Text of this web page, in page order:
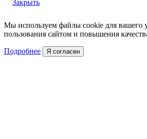
Закрыть
Мы используем файлы cookie для вашего
пользования сайтом и повышения
Подробнее Я согласен